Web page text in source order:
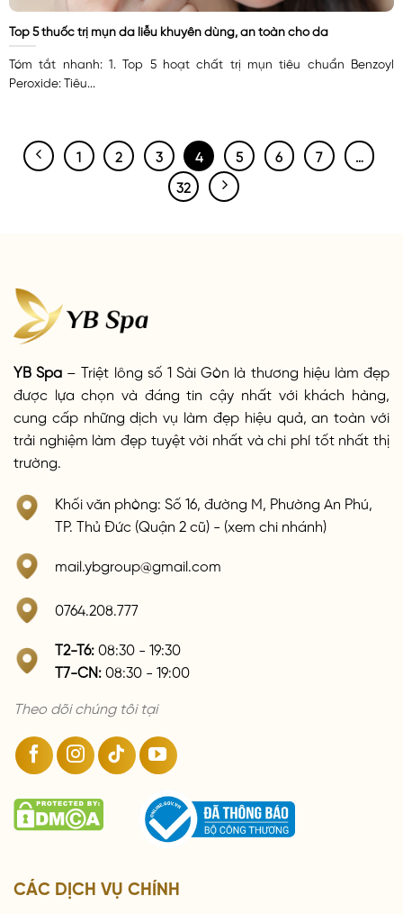
Top 5 thuốc trị mụn da liễu khuyên dùng, an toàn cho da
Tóm tắt nhanh: 1. Top 5 hoạt chất trị mụn tiêu chuẩn Benzoyl
Peroxide: Tiêu...
1 2 3 4 5 6 7
32
YB Spa – Triệt lông số 1 Sài Gòn là thương hiệu làm đẹp
được lựa chọn và đáng tin cậy nhất với khách hàng,
cung cấp những dịch vụ làm đẹp hiệu quả, an toàn với
trải nghiệm làm đẹp tuyệt vời nhất và chi phí tốt nhất thị
trường.
Khối văn phòng: Số 16, đường M, Phường An Phú,
TP. Thủ Đức (Quận 2 cũ) - (xem chi nhánh)
mail.ybgroup@gmail.com
0764.208.777
T2-T6: 08:30 - 19:30
T7-CN: 08:30 - 19:00
Theo dõi chúng tôi tại
CÁC DỊCH VỤ CHÍNH